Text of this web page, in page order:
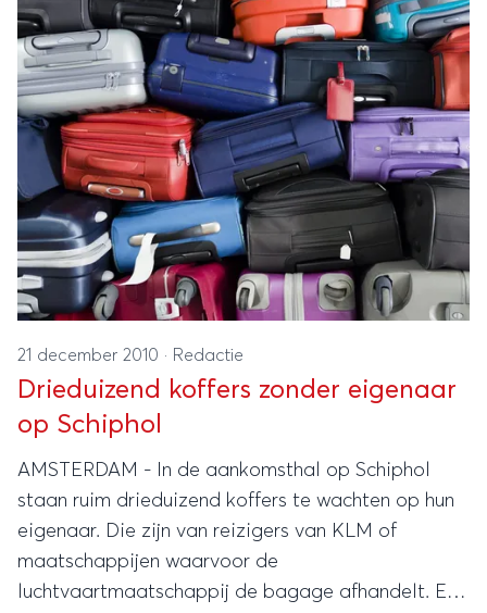
21 december 2010 · Redactie
Drieduizend koffers zonder eigenaar
op Schiphol
AMSTERDAM - In de aankomsthal op Schiphol
staan ruim drieduizend koffers te wachten op hun
eigenaar. Die zijn van reizigers van KLM of
maatschappijen waarvoor de
luchtvaartmaatschappij de bagage afhandelt. Een